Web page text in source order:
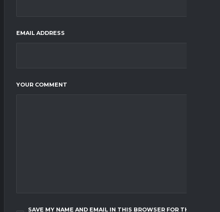
EMAIL ADDRESS
YOUR COMMENT
SAVE MY NAME AND EMAIL IN THIS BROWSER FOR THE